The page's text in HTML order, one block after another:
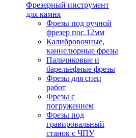
Фрезерный инструмент
для камня
Фрезы под ручной
фрезер пос.12мм
Калибровочные,
каннелюрные фрезы
Пальчиковые и
барельефные фрезы
Фрезы для спец
работ
Фрезы с
погружением
Фрезы под
гравировальный
станок с ЧПУ